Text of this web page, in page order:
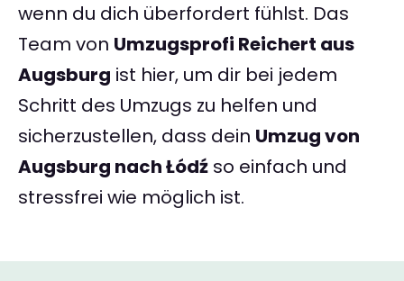
wenn du dich überfordert fühlst. Das
Team von Umzugsprofi Reichert aus
Augsburg ist hier, um dir bei jedem
Schritt des Umzugs zu helfen und
sicherzustellen, dass dein Umzug von
Augsburg nach Łódź so einfach und
stressfrei wie möglich ist.